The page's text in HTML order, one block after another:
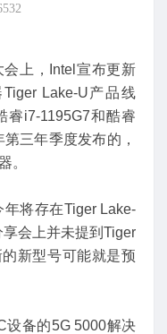
上，Intel宣布更新
Lake-U产品线
i7-1195G7和酷睿
三年季度发布的，
。
将存在Tiger Lake-
会上并未提到Tiger
新型号可能就是预
设备的5G 5000解决